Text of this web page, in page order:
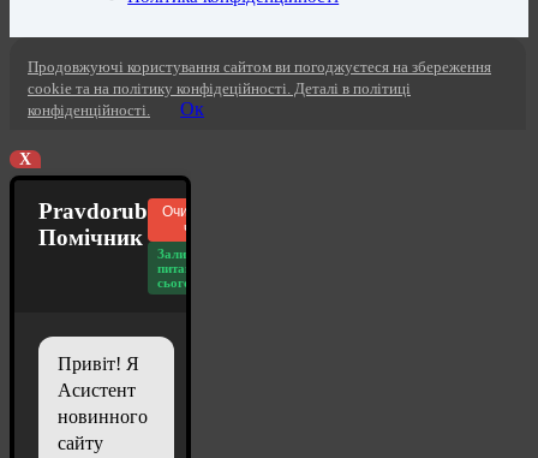
Продовжуючі користування сайтом ви погоджуєтеся на збереження
cookie та на політику конфідеційності. Деталі в політиці
конфіденційності.
Ок
X
Pravdorub
Помічник
Очистити
чат
Залишилось
питань
сьогодні: 20
Привіт! Я
Асистент
новинного
сайту